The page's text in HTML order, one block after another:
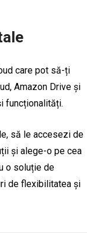
care pot să-ți
Amazon Drive și
funcționalități.
să le accesezi de
și alege-o pe cea
o soluție de
de flexibilitatea și